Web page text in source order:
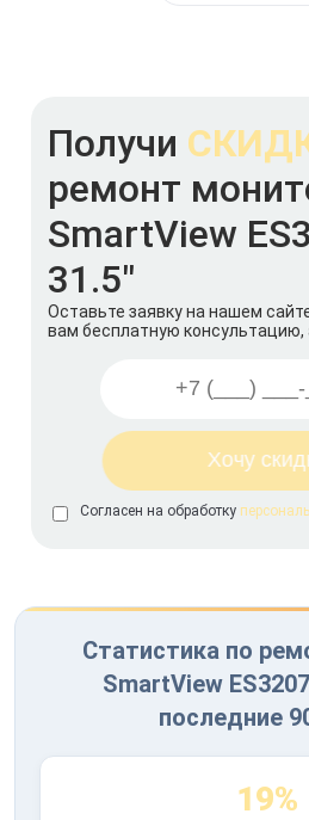
Получи
ремонт
SmartView
31.5"
Оставьте заявку на нашем
вам бесплатную консультацию,
Согласен на обработку
Статистика по
SmartView
последние
19%